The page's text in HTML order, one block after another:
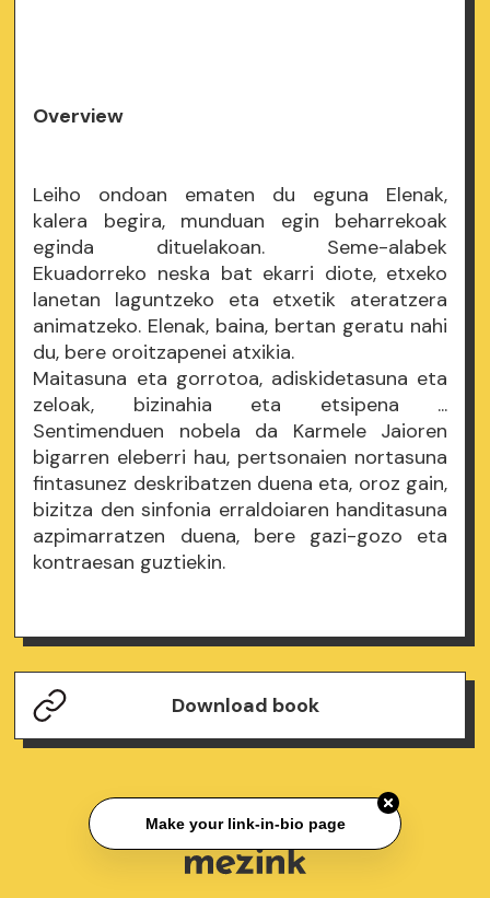
Overview
Leiho ondoan ematen du eguna Elenak,
kalera begira, munduan egin beharrekoak
eginda dituelakoan. Seme-alabek
Ekuadorreko neska bat ekarri diote, etxeko
lanetan laguntzeko eta etxetik ateratzera
animatzeko. Elenak, baina, bertan geratu nahi
du, bere oroitzapenei atxikia.
Maitasuna eta gorrotoa, adiskidetasuna eta
zeloak, bizinahia eta etsipena ...
Sentimenduen nobela da Karmele Jaioren
bigarren eleberri hau, pertsonaien nortasuna
fintasunez deskribatzen duena eta, oroz gain,
bizitza den sinfonia erraldoiaren handitasuna
azpimarratzen duena, bere gazi-gozo eta
kontraesan guztiekin.
Download book
Make your link-in-bio page